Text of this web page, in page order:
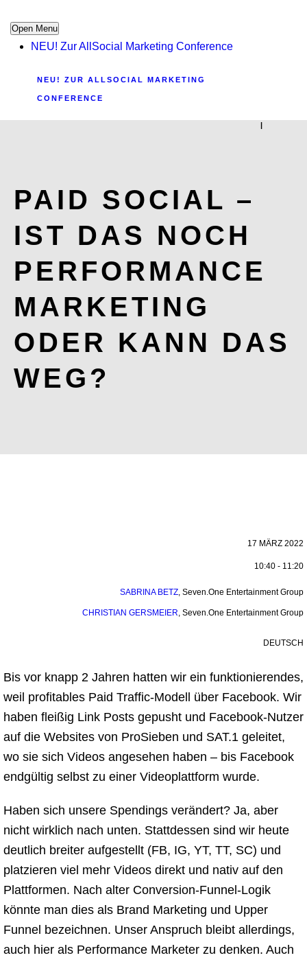
Open Menu
NEU! Zur AllSocial Marketing Conference
NEU! ZUR ALLSOCIAL MARKETING
CONFERENCE
|
PAID SOCIAL –
IST DAS NOCH
PERFORMANCE
MARKETING
ODER KANN DAS
WEG?
17 MÄRZ 2022
10:40 - 11:20
SABRINA BETZ, Seven.One Entertainment Group
CHRISTIAN GERSMEIER, Seven.One Entertainment Group
DEUTSCH
Bis vor knapp 2 Jahren hatten wir ein funktionierendes,
weil profitables Paid Traffic-Modell über Facebook. Wir
haben fleißig Link Posts gepusht und Facebook-Nutzer
auf die Websites von ProSieben und SAT.1 geleitet,
wo sie sich Videos angesehen haben – bis Facebook
endgültig selbst zu einer Videoplattform wurde.
Haben sich unsere Spendings verändert? Ja, aber
nicht wirklich nach unten. Stattdessen sind wir heute
deutlich breiter aufgestellt (FB, IG, YT, TT, SC) und
platzieren viel mehr Videos direkt und nativ auf den
Plattformen. Nach alter Conversion-Funnel-Logik
könnte man dies als Brand Marketing und Upper
Funnel bezeichnen. Unser Anspruch bleibt allerdings,
auch hier als Performance Marketer zu denken. Auch